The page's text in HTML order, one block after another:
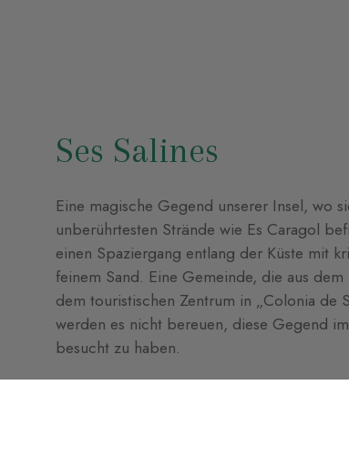
Ses Salines
Eine magische Gegend unserer Insel, wo
unberührtesten Strände wie Es Caragol
einen Spaziergang entlang der Küste mit
feinem Sand. Eine Gemeinde, die aus
dem touristischen Zentrum in „Colonia de
werden es nicht bereuen, diese Gegend
besucht zu haben.